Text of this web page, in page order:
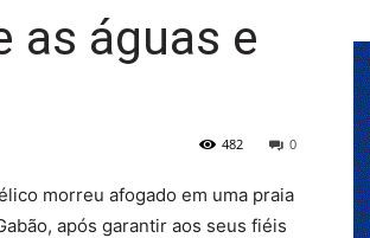
as águas e
0
482
morreu afogado em uma praia
após garantir aos seus fiéis